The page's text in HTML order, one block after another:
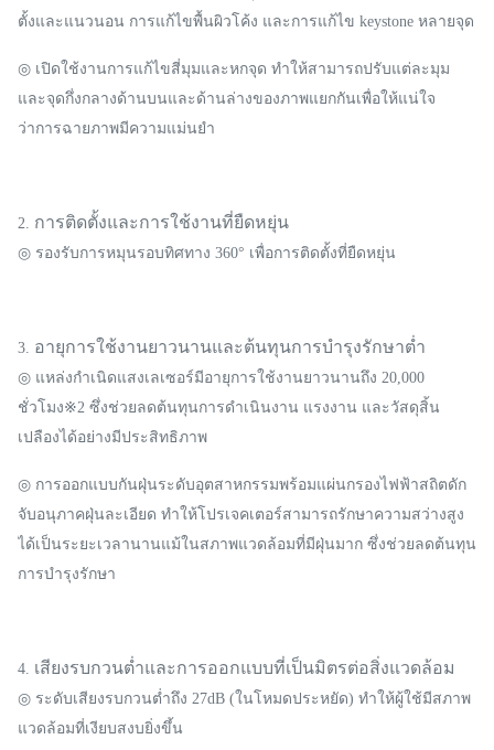
ตั้งและแนวนอน การแก้ไขพื้นผิวโค้ง และการแก้ไข keystone หลายจุด
◎ เปิดใช้งานการแก้ไขสี่มุมและหกจุด ทำให้สามารถปรับแต่ละมุม
และจุดกึ่งกลางด้านบนและด้านล่างของภาพแยกกันเพื่อให้แน่ใจ
ว่าการฉายภาพมีความแม่นยำ
2. การติดตั้งและการใช้งานที่ยืดหยุ่น
◎ รองรับการหมุนรอบทิศทาง 360° เพื่อการติดตั้งที่ยืดหยุ่น
3. อายุการใช้งานยาวนานและต้นทุนการบำรุงรักษาต่ำ
◎ แหล่งกำเนิดแสงเลเซอร์มีอายุการใช้งานยาวนานถึง 20,000
ชั่วโมง※2 ซึ่งช่วยลดต้นทุนการดำเนินงาน แรงงาน และวัสดุสิ้น
เปลืองได้อย่างมีประสิทธิภาพ
◎ การออกแบบกันฝุ่นระดับอุตสาหกรรมพร้อมแผ่นกรองไฟฟ้าสถิตดัก
จับอนุภาคฝุ่นละเอียด ทำให้โปรเจคเตอร์สามารถรักษาความสว่างสูง
ได้เป็นระยะเวลานานแม้ในสภาพแวดล้อมที่มีฝุ่นมาก ซึ่งช่วยลดต้นทุน
การบำรุงรักษา
4. เสียงรบกวนต่ำและการออกแบบที่เป็นมิตรต่อสิ่งแวดล้อม
◎ ระดับเสียงรบกวนต่ำถึง 27dB (ในโหมดประหยัด) ทำให้ผู้ใช้มีสภาพ
แวดล้อมที่เงียบสงบยิ่งขึ้น